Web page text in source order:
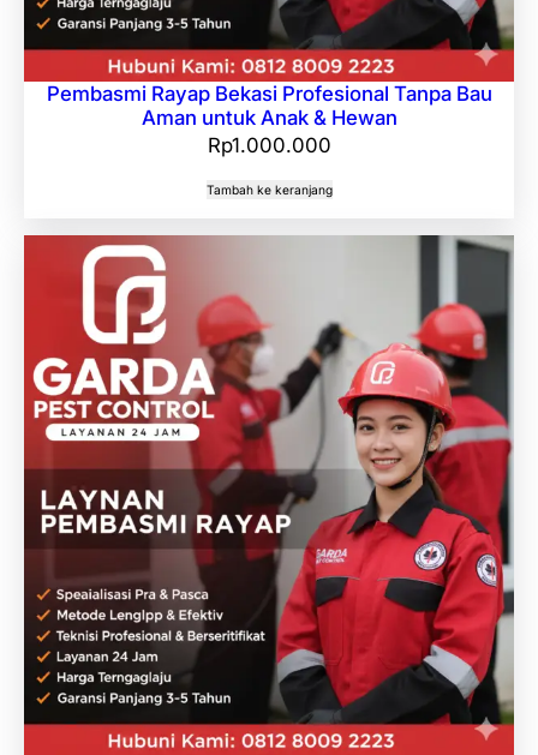
Pembasmi Rayap Bekasi Profesional Tanpa Bau
Aman untuk Anak & Hewan
Rp1.000.000
Tambah ke keranjang